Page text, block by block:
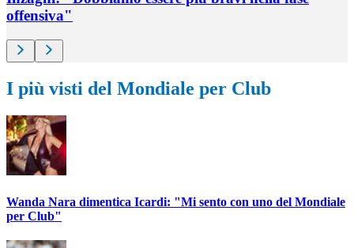
offensiva"
I più visti del Mondiale per Club
Wanda Nara dimentica Icardi: "Mi sento con uno del Mondiale
per Club"